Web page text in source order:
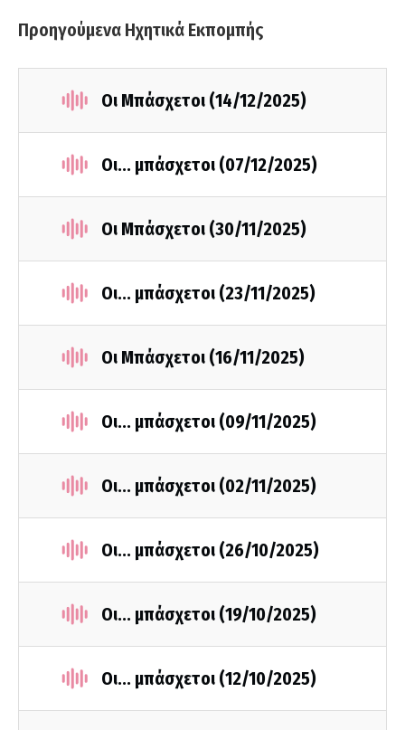
Προηγούμενα Ηχητικά Εκπομπής
Οι Μπάσχετοι (14/12/2025)
Οι... μπάσχετοι (07/12/2025)
Οι Μπάσχετοι (30/11/2025)
Οι... μπάσχετοι (23/11/2025)
Οι Μπάσχετοι (16/11/2025)
Οι... μπάσχετοι (09/11/2025)
Οι... μπάσχετοι (02/11/2025)
Οι... μπάσχετοι (26/10/2025)
Οι... μπάσχετοι (19/10/2025)
Οι... μπάσχετοι (12/10/2025)